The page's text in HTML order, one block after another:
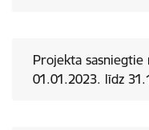
Projekta
01.01.2023. līdz